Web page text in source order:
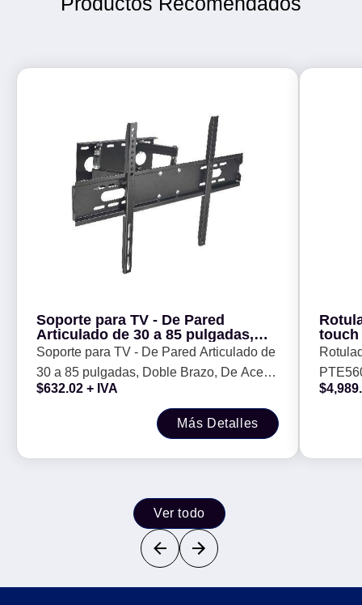
Soporte para TV - De Pared
Articulado de 30 a 85 pulgadas,
Doble Brazo, De Acero,
Resistencia 60k, Negro, 6006245
BROBOTIX
Soporte para TV - De Pared Articulado de
30 a 85 pulgadas, Doble Brazo, De Acero,
Resistencia 60k, Negro, 6006245
$632.02 + IVA
Más Detalles
touch
ancho
batería
$
Ver todo